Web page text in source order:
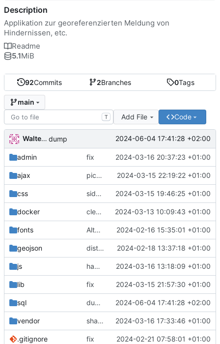
92Commits 2Branches 0Tags
main
T Add File Code
Walter Hupfeld dump 2024-06-04 17:41:28 +02:00
admin fix 2024-03-16 20:37:23 +01:00
ajax picture edit 2024-03-15 22:19:22 +01:00
css sidebar 2024-03-15 19:46:25 +01:00
docker clean up 2024-03-13 10:09:43 +01:00
fonts Alter Version 2024-02-16 15:35:01 +01:00
geojson districts 2024-02-18 13:37:18 +01:00
js hamburger menu 2024-03-16 13:18:09 +01:00
lib fix 2024-03-15 21:57:30 +01:00
sql dump 2024-06-04 17:41:28 +02:00
vendor shapefile 2024-03-16 17:33:46 +01:00
.gitignore fix 2024-02-21 07:58:01 +01:00
Description
Applikation zur georeferenzierten Meldung von
Hindernissen, etc.
Readme
5.1MiB